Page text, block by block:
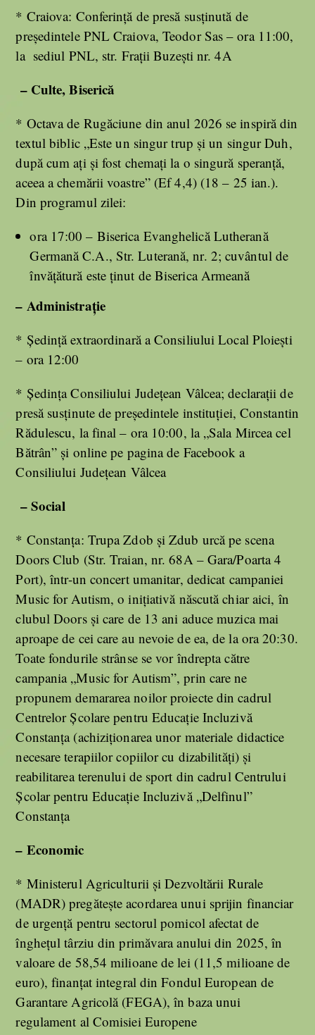
* Craiova: Conferinţă de presă susţinută de
preşedintele PNL Craiova, Teodor Sas – ora 11:00,
la sediul PNL, str. Fraţii Buzeşti nr. 4A
– Culte, Biserică
* Octava de Rugăciune din anul 2026 se inspiră din
textul biblic „Este un singur trup şi un singur Duh,
după cum aţi şi fost chemaţi la o singură speranţă,
aceea a chemării voastre” (Ef 4,4) (18 – 25 ian.).
Din programul zilei:
ora 17:00 – Biserica Evanghelică Lutherană
Germană C.A., Str. Luterană, nr. 2; cuvântul de
învăţătură este ţinut de Biserica Armeană
– Administrație
* Şedinţă extraordinară a Consiliului Local Ploieşti
– ora 12:00
* Şedinţa Consiliului Judeţean Vâlcea; declaraţii de
presă susţinute de preşedintele instituţiei, Constantin
Rădulescu, la final – ora 10:00, la „Sala Mircea cel
Bătrân” şi online pe pagina de Facebook a
Consiliului Judeţean Vâlcea
– Social
* Constanța: Trupa Zdob și Zdub urcă pe scena
Doors Club (Str. Traian, nr. 68A – Gara/Poarta 4
Port), într-un concert umanitar, dedicat campaniei
Music for Autism, o inițiativă născută chiar aici, în
clubul Doors și care de 13 ani aduce muzica mai
aproape de cei care au nevoie de ea, de la ora 20:30.
Toate fondurile strânse se vor îndrepta către
campania „Music for Autism”, prin care ne
propunem demararea noilor proiecte din cadrul
Centrelor Şcolare pentru Educaţie Incluzivă
Constanţa (achiziţionarea unor materiale didactice
necesare terapiilor copiilor cu dizabilităţi) și
reabilitarea terenului de sport din cadrul Centrului
Școlar pentru Educație Incluzivă „Delfinul”
Constanța
– Economic
* Ministerul Agriculturii şi Dezvoltării Rurale
(MADR) pregăteşte acordarea unui sprijin financiar
de urgenţă pentru sectorul pomicol afectat de
îngheţul târziu din primăvara anului din 2025, în
valoare de 58,54 milioane de lei (11,5 milioane de
euro), finanţat integral din Fondul European de
Garantare Agricolă (FEGA), în baza unui
regulament al Comisiei Europene